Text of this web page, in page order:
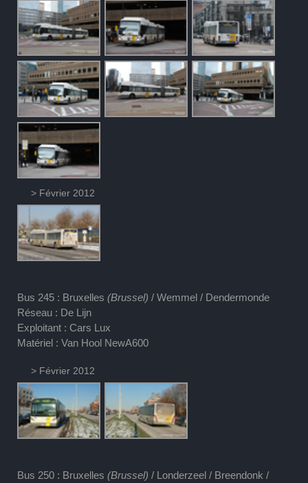
> Février 2012
Bus 245 : Bruxelles (Brussel) / Wemmel / Dendermonde
Réseau : De Lijn
Exploitant : Cars Lux
Matériel : Van Hool NewA600
> Février 2012
Bus 250 : Bruxelles (Brussel) / Londerzeel / Breendonk /